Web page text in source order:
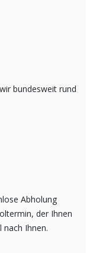
bundesweit rund
Abholung
der Ihnen
Ihnen.